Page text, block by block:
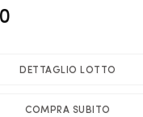
DETTAGLIO LOTTO
COMPRA SUBITO